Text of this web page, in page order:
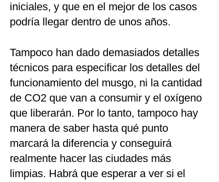
iniciales, y que en el mejor de los casos
podría llegar dentro de unos años.
Tampoco han dado demasiados detalles
técnicos para especificar los detalles del
funcionamiento del musgo, ni la cantidad
de CO2 que van a consumir y el oxígeno
que liberarán. Por lo tanto, tampoco hay
manera de saber hasta qué punto
marcará la diferencia y conseguirá
realmente hacer las ciudades más
limpias. Habrá que esperar a ver si el